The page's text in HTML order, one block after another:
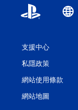
支援中心
私隱政策
網站使用條款
網站地圖